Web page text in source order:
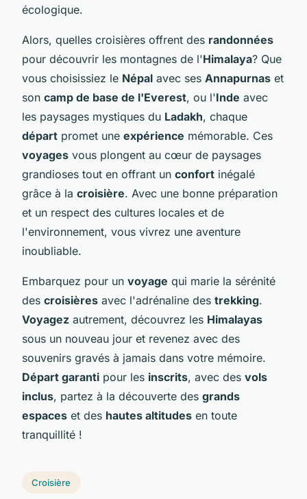
écologique.
Alors, quelles croisières offrent des randonnées
pour découvrir les montagnes de l'Himalaya? Que
vous choisissiez le Népal avec ses Annapurnas et
son camp de base de l'Everest, ou l'Inde avec
les paysages mystiques du Ladakh, chaque
départ promet une expérience mémorable. Ces
voyages vous plongent au cœur de paysages
grandioses tout en offrant un confort inégalé
grâce à la croisière. Avec une bonne préparation
et un respect des cultures locales et de
l'environnement, vous vivrez une aventure
inoubliable.
Embarquez pour un voyage qui marie la sérénité
des croisières avec l'adrénaline des trekking.
Voyagez autrement, découvrez les Himalayas
sous un nouveau jour et revenez avec des
souvenirs gravés à jamais dans votre mémoire.
Départ garanti pour les inscrits, avec des vols
inclus, partez à la découverte des grands
espaces et des hautes altitudes en toute
tranquillité !
Croisière